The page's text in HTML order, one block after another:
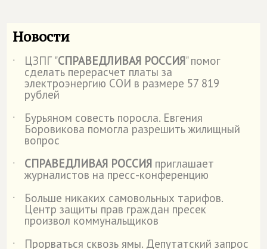
Новости
˙ ЦЗПГ "СПРАВЕДЛИВАЯ РОССИЯ" помог
сделать перерасчет платы за
электроэнергию СОИ в размере 57 819
рублей
˙
Бурьяном совесть поросла. Евгения
Боровикова помогла разрешить жилищный
вопрос
˙
СПРАВЕДЛИВАЯ РОССИЯ приглашает
журналистов на пресс-конференцию
˙
Больше никаких самовольных тарифов.
Центр защиты прав граждан пресек
произвол коммунальщиков
Прорваться сквозь ямы. Депутатский запрос